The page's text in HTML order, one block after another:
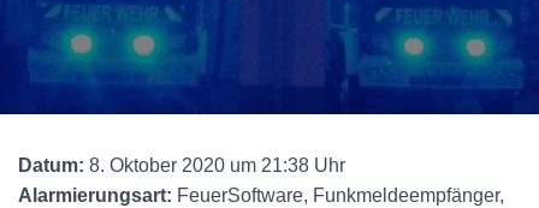
Datum: 8. Oktober 2020 um 21:38 Uhr
Alarmierungsart: FeuerSoftware, Funkmeldeempfänger,